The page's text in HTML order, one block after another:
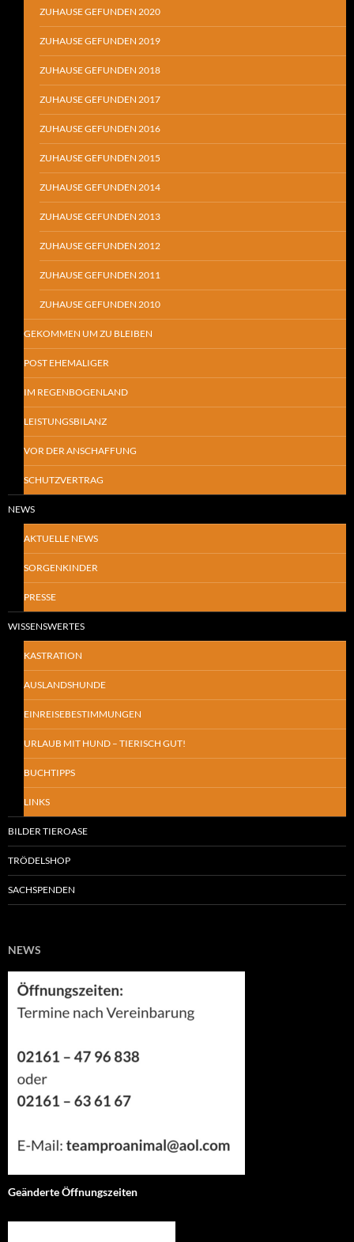
ZUHAUSE GEFUNDEN 2020
ZUHAUSE GEFUNDEN 2019
ZUHAUSE GEFUNDEN 2018
ZUHAUSE GEFUNDEN 2017
ZUHAUSE GEFUNDEN 2016
ZUHAUSE GEFUNDEN 2015
ZUHAUSE GEFUNDEN 2014
ZUHAUSE GEFUNDEN 2013
ZUHAUSE GEFUNDEN 2012
ZUHAUSE GEFUNDEN 2011
ZUHAUSE GEFUNDEN 2010
GEKOMMEN UM ZU BLEIBEN
POST EHEMALIGER
IM REGENBOGENLAND
LEISTUNGSBILANZ
VOR DER ANSCHAFFUNG
SCHUTZVERTRAG
NEWS
AKTUELLE NEWS
SORGENKINDER
PRESSE
WISSENSWERTES
KASTRATION
AUSLANDSHUNDE
EINREISEBESTIMMUNGEN
URLAUB MIT HUND – TIERISCH GUT!
BUCHTIPPS
LINKS
BILDER TIEROASE
TRÖDELSHOP
SACHSPENDEN
NEWS
Geänderte Öffnungszeiten